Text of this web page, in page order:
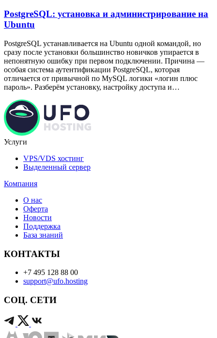
PostgreSQL: установка и администрирование на
Ubuntu
PostgreSQL устанавливается на Ubuntu одной командой, но
сразу после установки большинство новичков упирается в
непонятную ошибку при первом подключении. Причина —
особая система аутентификации PostgreSQL, которая
отличается от привычной по MySQL логики «логин плюс
пароль». Разберём установку, настройку доступа и…
Услуги
VPS/VDS хостинг
Выделенный сервер
Компания
О нас
Оферта
Новости
Поддержка
База знаний
КОНТАКТЫ
+7 495 128 88 00
support@ufo.hosting
СОЦ. СЕТИ